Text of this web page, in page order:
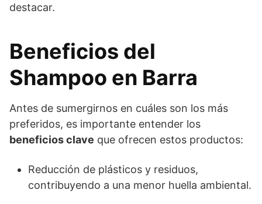
destacar.
Beneficios del
Shampoo en Barra
Antes de sumergirnos en cuáles son los más
preferidos, es importante entender los
beneficios clave que ofrecen estos productos:
Reducción de plásticos y residuos,
contribuyendo a una menor huella ambiental.